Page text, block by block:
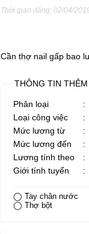
Thời gian đăng: 02/04/
Cần thợ nail gấp bao
THÔNG TIN THÊM
Phân loại :
Loại công việc
:
Mức lương từ
:
Mức lương đến
:
Lương tính theo
:
Giới tính tuyển
:
◯ Tay chân nước
◯ Thợ bột